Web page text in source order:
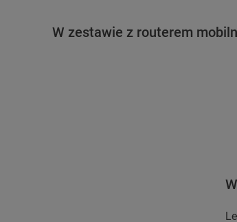
W zestawie z routerem